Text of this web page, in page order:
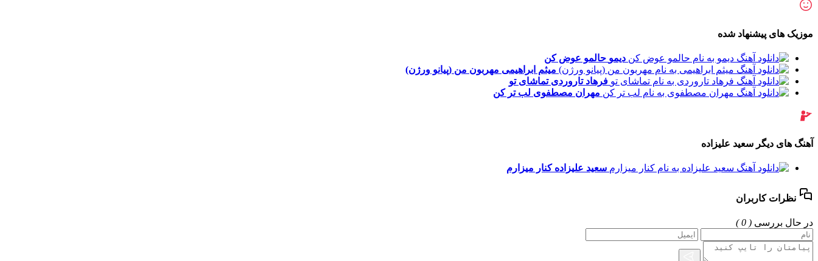
موزیک های پیشنهاد شده
دیمو حالمو عوض کن
میثم ابراهیمی مهربون من (پیانو ورژن)
فرهاد تاروردی تماشای تو
مهران مصطفوی لب تر کن
آهنگ های دیگر سعید علیزاده
سعید علیزاده کنار میزارم
نظرات کاربران
در حال بررسی ( 0 )